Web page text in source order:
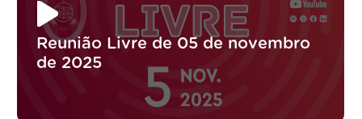
Reunião Livre de 05 de novembro
de 2025